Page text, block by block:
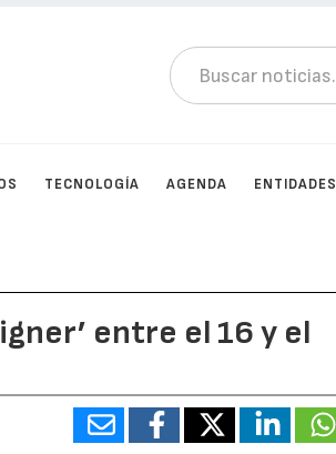
TECNOLOGÍA AGENDA ENTIDADES
entre el 16 y el